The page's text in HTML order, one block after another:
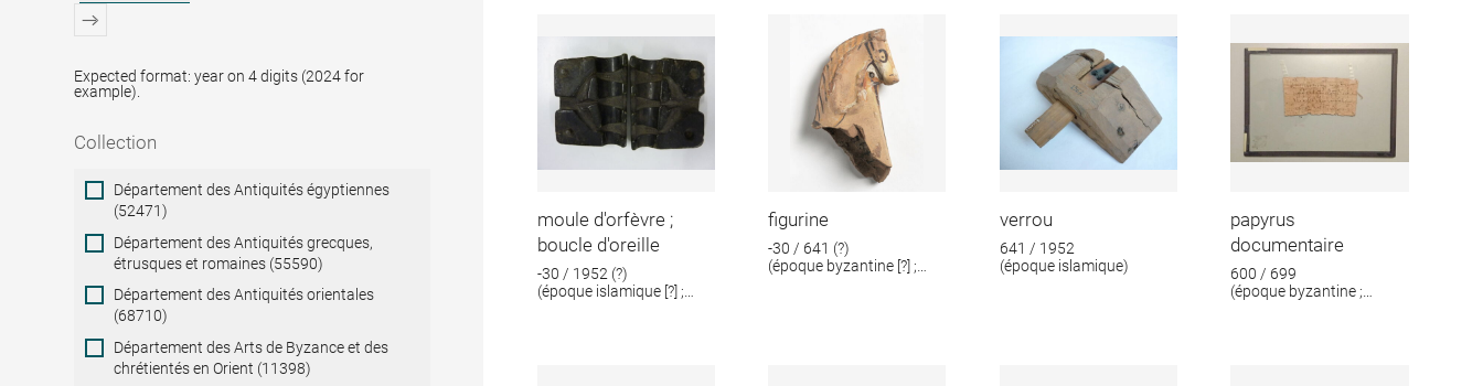
Expected format: year on 4 digits (2024 for
example).
Collection
Collection
Département des Antiquités égyptiennes
(52471)
Département des Antiquités grecques,
étrusques et romaines (55590)
Département des Antiquités orientales
(68710)
Département des Arts de Byzance et des
chrétientés en Orient (11398)
moule d'orfèvre ;
boucle d'oreille
-30 / 1952 (?)
(époque islamique [?] ;
figurine
-30 / 641 (?)
(époque byzantine [?] ;
verrou
641 / 1952
(époque islamique)
papyrus
documentaire
600 / 699
(époque byzantine ;